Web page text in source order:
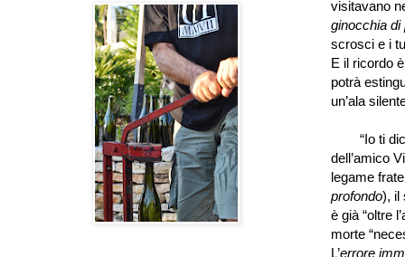
visitavano
ginocchia di
scrosci e i
E il ricordo
potrà
un’ala
“Io ti dico
dell’amico
legame
profondo), il
è già “oltre
morte
L’errore